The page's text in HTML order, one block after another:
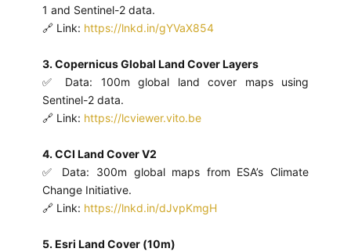
1 and Sentinel-2 data.
🔗 Link: https://lnkd.in/gYVaX854
3. Copernicus Global Land Cover Layers
✅ Data: 100m global land cover maps using
Sentinel-2 data.
🔗 Link: https://lcviewer.vito.be
4. CCI Land Cover V2
✅ Data: 300m global maps from ESA’s Climate
Change Initiative.
🔗 Link: https://lnkd.in/dJvpKmgH
5. Esri Land Cover (10m)